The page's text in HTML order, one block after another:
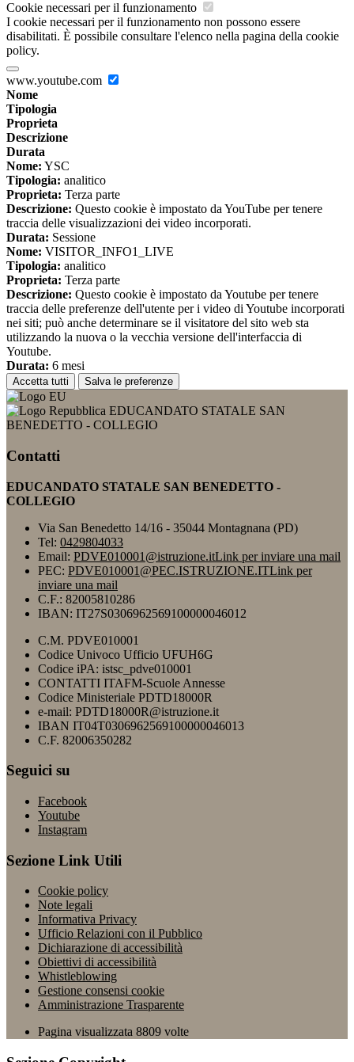
Cookie necessari per il funzionamento
I cookie necessari per il funzionamento non possono essere
disabilitati. È possibile consultare l'elenco nella pagina della cookie
policy.
www.youtube.com
Nome
Tipologia
Proprieta
Descrizione
Durata
Nome: YSC
Tipologia: analitico
Proprieta: Terza parte
Descrizione: Questo cookie è impostato da YouTube per tenere
traccia delle visualizzazioni dei video incorporati.
Durata: Sessione
Nome: VISITOR_INFO1_LIVE
Tipologia: analitico
Proprieta: Terza parte
Descrizione: Questo cookie è impostato da Youtube per tenere
traccia delle preferenze dell'utente per i video di Youtube incorporati
nei siti; può anche determinare se il visitatore del sito web sta
utilizzando la nuova o la vecchia versione dell'interfaccia di
Youtube.
Durata: 6 mesi
Accetta tutti Salva le preferenze
EDUCANDATO STATALE SAN
BENEDETTO - COLLEGIO
Contatti
EDUCANDATO STATALE SAN BENEDETTO -
COLLEGIO
Via San Benedetto 14/16 - 35044 Montagnana (PD)
Tel: 0429804033
Email: PDVE010001@istruzione.itLink per inviare una mail
PEC: PDVE010001@PEC.ISTRUZIONE.ITLink per
inviare una mail
C.F.: 82005810286
IBAN: IT27S0306962569100000046012
C.M. PDVE010001
Codice Univoco Ufficio UFUH6G
Codice iPA: istsc_pdve010001
CONTATTI ITAFM-Scuole Annesse
Codice Ministeriale PDTD18000R
e-mail: PDTD18000R@istruzione.it
IBAN IT04T0306962569100000046013
C.F. 82006350282
Seguici su
Facebook
Youtube
Instagram
Sezione Link Utili
Cookie policy
Note legali
Informativa Privacy
Ufficio Relazioni con il Pubblico
Dichiarazione di accessibilità
Obiettivi di accessibilità
Whistleblowing
Gestione consensi cookie
Amministrazione Trasparente
Pagina visualizzata 8809 volte